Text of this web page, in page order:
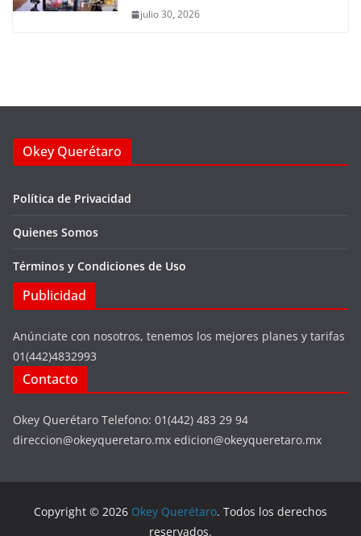
julio 30, 2026
Okey Querétaro
Política de Privacidad
Quienes Somos
Términos y Condiciones de Uso
Publicidad
Anúnciate con nosotros, tenemos los mejores planes y tarifas
01(442)4832993
Contacto
Okey Querétaro Telefono: 01(442) 483 29 94
direccion@okeyqueretaro.mx edicion@okeyqueretaro.mx
Copyright © 2026 Okey Querétaro. Todos los derechos
reservados.